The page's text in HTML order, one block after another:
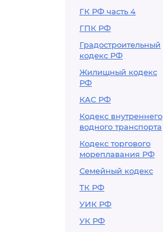
ГК РФ часть 4
ГПК РФ
Градостроительный
кодекс РФ
Жилищный кодекс
РФ
КАС РФ
Кодекс внутреннего
водного транспорта
Кодекс торгового
мореплавания РФ
Семейный кодекс
ТК РФ
УИК РФ
УК РФ